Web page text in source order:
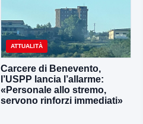
ATTUALITÀ
Carcere di Benevento,
l’USPP lancia l’allarme:
«Personale allo stremo,
servono rinforzi immediati»